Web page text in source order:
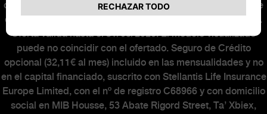
operación financiera. Al final del contrato podrá elegir entre
entregar su vehículo, o abonar o refinanciar la última cuota.
Oferta válida hasta el 31/08/2026. El modelo visualizado
puede no coincidir con el ofertado. Seguro de Crédito
opcional (32,11€ al mes) incluido en las mensualidades y no
en el capital financiado, suscrito con Stellantis Life Insurance
Europe Limited, con el nº de registro C68966 y con domicilio
social en MIB Housse, 53 Abate Rigord Street, Ta’ Xbiex,